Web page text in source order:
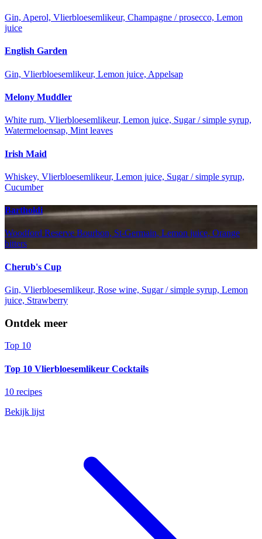
Gin, Aperol, Vlierbloesemlikeur, Champagne / prosecco, Lemon
juice
English Garden
Gin, Vlierbloesemlikeur, Lemon juice, Appelsap
Melony Muddler
White rum, Vlierbloesemlikeur, Lemon juice, Sugar / simple syrup,
Watermeloensap, Mint leaves
Irish Maid
Whiskey, Vlierbloesemlikeur, Lemon juice, Sugar / simple syrup,
Cucumber
Bartholdi
Woodford Reserve Bourbon, St-Germain, Lemon juice, Orange
bitters
Cherub's Cup
Gin, Vlierbloesemlikeur, Rose wine, Sugar / simple syrup, Lemon
juice, Strawberry
Ontdek meer
Top 10
Top 10 Vlierbloesemlikeur Cocktails
10 recipes
Bekijk lijst